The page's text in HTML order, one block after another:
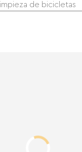
de bicicletas